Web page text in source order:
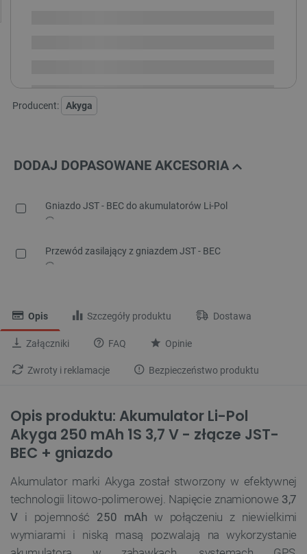
Producent: Akyga
DODAJ DOPASOWANE AKCESORIA
Gniazdo JST - BEC do akumulatorów Li-Pol
Przewód zasilający z gniazdem JST - BEC
Opis Szczegóły produktu Dostawa
Załączniki FAQ Opinie
Zwroty i reklamacje Bezpieczeństwo produktu
Opis produktu: Akumulator Li-Pol
Akyga 250 mAh 1S 3,7 V - złącze JST-
BEC + gniazdo
Akumulator marki Akyga został stworzony w efektywnej
technologii litowo-polimerowej. Napięcie znamionowe 3,7
Vi pojemność 250 mAh w połączeniu z niewielkimi
wymiarami i niską masą pozwalają na wykorzystanie